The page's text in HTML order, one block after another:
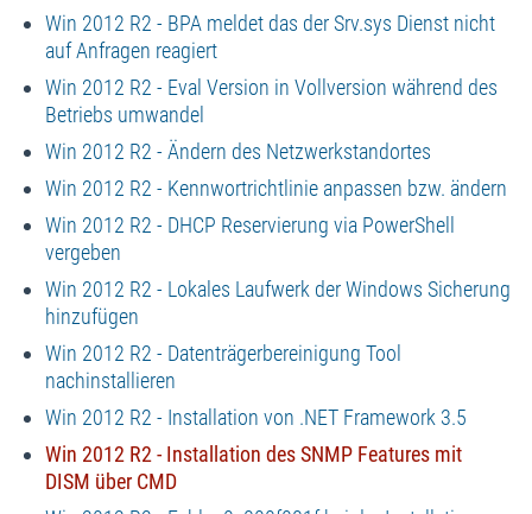
Win 2012 R2 - BPA meldet das der Srv.sys Dienst nicht
auf Anfragen reagiert
Win 2012 R2 - Eval Version in Vollversion während des
Betriebs umwandel
Win 2012 R2 - Ändern des Netzwerkstandortes
Win 2012 R2 - Kennwortrichtlinie anpassen bzw. ändern
Win 2012 R2 - DHCP Reservierung via PowerShell
vergeben
Win 2012 R2 - Lokales Laufwerk der Windows Sicherung
hinzufügen
Win 2012 R2 - Datenträgerbereinigung Tool
nachinstallieren
Win 2012 R2 - Installation von .NET Framework 3.5
Win 2012 R2 - Installation des SNMP Features mit
DISM über CMD